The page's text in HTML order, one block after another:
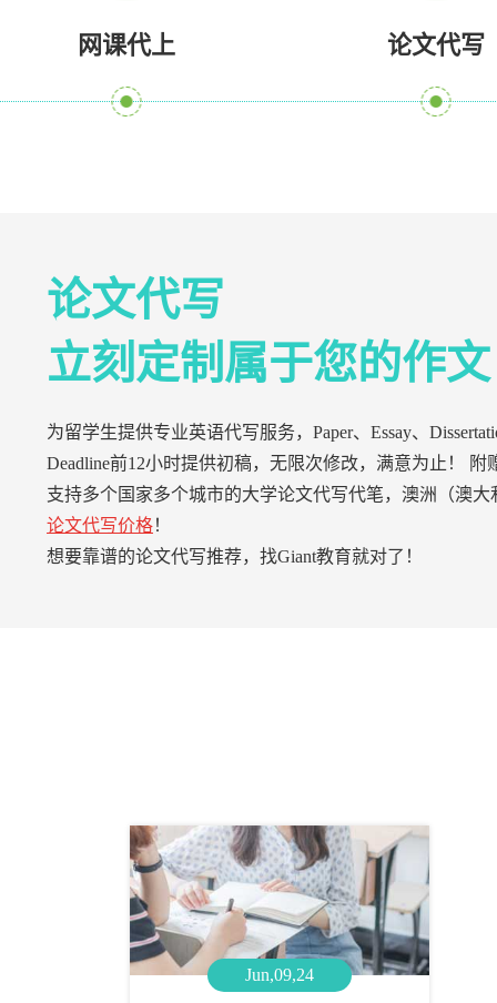
网课代上 论文代写
论文代写
立刻定制属于您的作文
为留学生提供专业英语代写服务，Paper、Essay、
Deadline前12小时提供初稿，无限次修改，满意为止！ 附
支持多个国家多个城市的大学论文代写代笔，澳洲（澳
论文代写价格！
想要靠谱的论文代写推荐，找Giant教育就对了！
Jun,09,24